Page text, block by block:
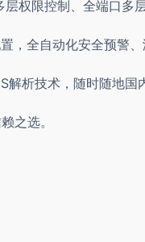
权限控制、全端口多层
全自动化安全预警、
析技术，随时随地国
之选。